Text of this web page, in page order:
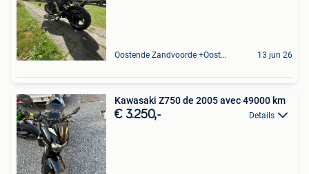
Oostende Zandvoorde +Oostende 13 jun 26
Kawasaki Z750 de 2005 avec 49000 km
€ 3.250,- Details